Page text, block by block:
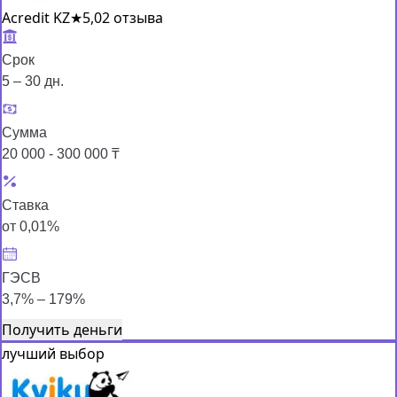
Acredit KZ★5,02 отзыва
Срок
5 – 30 дн.
Сумма
20 000 - 300 000 ₸
Ставка
от 0,01%
ГЭСВ
3,7% – 179%
Получить деньги
лучший выбор